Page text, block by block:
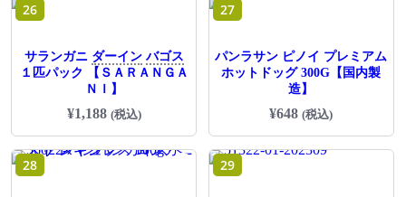
26
サランガニ ダーイン バゴス
１匹パック 【ＳＡＲＡＮＧＡ
ＮＩ】
¥1,188 (税込)
27
パンラサン ピノイ プレミアム
ホットドッグ 300G【国内製
造】
¥648 (税込)
28 29